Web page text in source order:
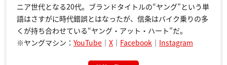
ニア世代となる20代。ブランドタイトルの“ヤング”という単
語はさすがに時代錯誤とはなったが、信条はバイク乗りの多
くが持ち合わせている“ヤング・アット・ハート”だ。
※ヤングマシン： YouTube ｜ X ｜ Facebook ｜ Instagram